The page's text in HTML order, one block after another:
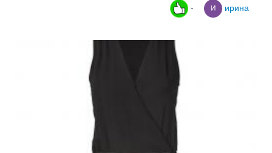
- ирина